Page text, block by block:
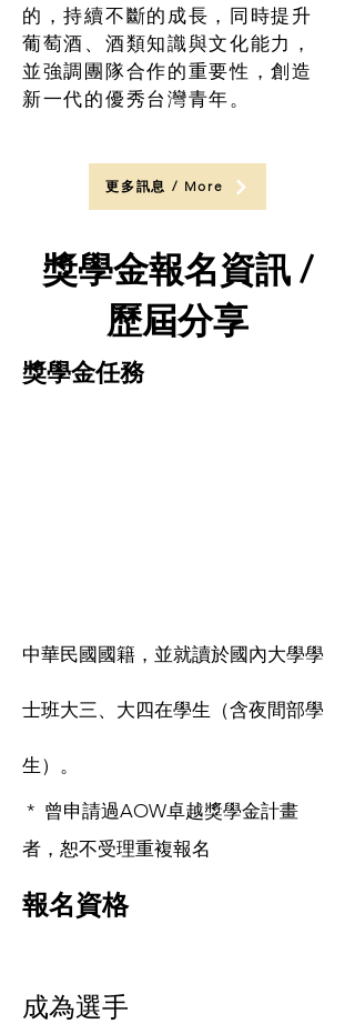
的，持續不斷的成長，同時提升
葡萄酒、酒類知識與文化能力，
並強調團隊合作的重要性，創造
新一代的優秀台灣青年。
更多訊息 / More
獎學金報名資訊 /
歷屆分享
獎學金任務
中華民國國籍，並就讀於國內大學學
士班大三、大四在學生（含夜間部學
生）。
* 曾申請過AOW卓越獎學金計畫
者，恕不受理重複報名
報名資格
成為選手